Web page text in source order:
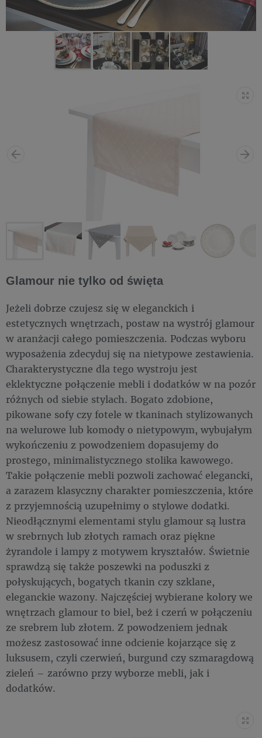
Glamour nie tylko od święta
Jeżeli dobrze czujesz się w eleganckich i
estetycznych wnętrzach, postaw na wystrój glamour
w aranżacji całego pomieszczenia. Podczas wyboru
wyposażenia zdecyduj się na nietypowe zestawienia.
Charakterystyczne dla tego wystroju jest
eklektyczne połączenie mebli i dodatków w na pozór
różnych od siebie stylach. Bogato zdobione,
pikowane sofy czy fotele w tkaninach stylizowanych
na welurowe lub komody o nietypowym, wybujałym
wykończeniu z powodzeniem dopasujemy do
prostego, minimalistycznego stolika kawowego.
Takie połączenie mebli pozwoli zachować elegancki,
a zarazem klasyczny charakter pomieszczenia, które
z przyjemnością uzupełnimy o stylowe dodatki.
Nieodłącznymi elementami stylu glamour są lustra
w srebrnych lub złotych ramach oraz piękne
żyrandole i lampy z motywem kryształów. Świetnie
sprawdzą się także poszewki na poduszki z
połyskujących, bogatych tkanin czy szklane,
eleganckie wazony. Najczęściej wybierane kolory we
wnętrzach glamour to biel, beż i czerń w połączeniu
ze srebrem lub złotem. Z powodzeniem jednak
możesz zastosować inne odcienie kojarzące się z
luksusem, czyli czerwień, burgund czy szmaragdową
zieleń – zarówno przy wyborze mebli, jak i
dodatków.